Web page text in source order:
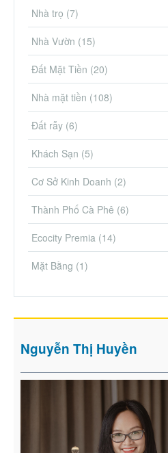
Nhà trọ (7)
Nhà Vườn (15)
Đất Mặt Tiền (20)
Nhà mặt tiền (108)
Đất rẫy (6)
Khách Sạn (5)
Cơ Sở Kinh Doanh (2)
Thành Phố Cà Phê (6)
Ecocity Premia (14)
Mặt Bằng (1)
Nguyễn Thị Huyền